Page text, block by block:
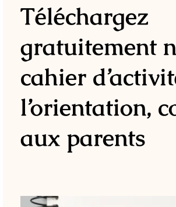
Téléchargez
gratuitement
cahier
l’orientation,
aux parents